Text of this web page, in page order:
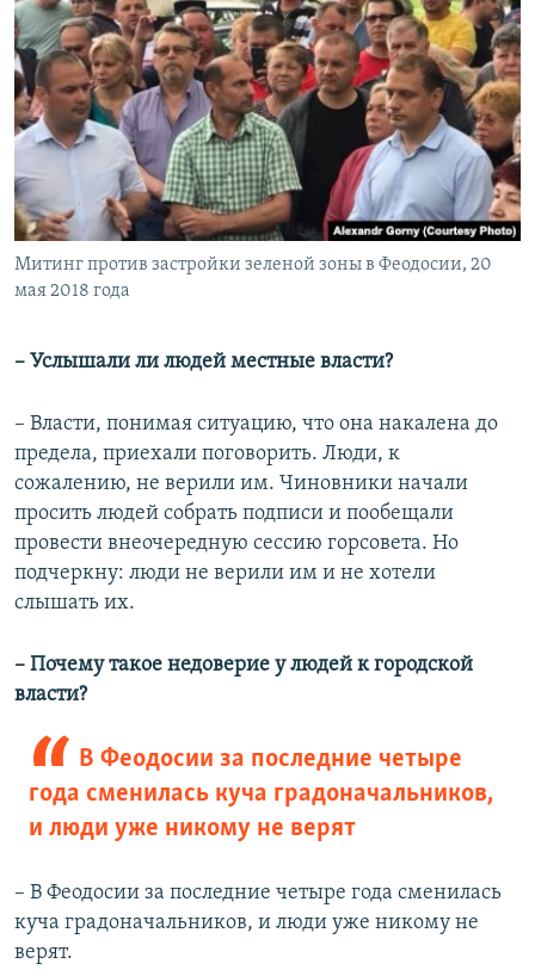
Митинг против застройки зеленой зоны в Феодосии, 20
мая 2018 года
– Услышали ли людей местные власти?
– Власти, понимая ситуацию, что она накалена до
предела, приехали поговорить. Люди, к
сожалению, не верили им. Чиновники начали
просить людей собрать подписи и пообещали
провести внеочередную сессию горсовета. Но
подчеркну: люди не верили им и не хотели
слышать их.
– Почему такое недоверие у людей к городской
власти?
В Феодосии за последние четыре
года сменилась куча градоначальников,
и люди уже никому не верят
– В Феодосии за последние четыре года сменилась
куча градоначальников, и люди уже никому не
верят.